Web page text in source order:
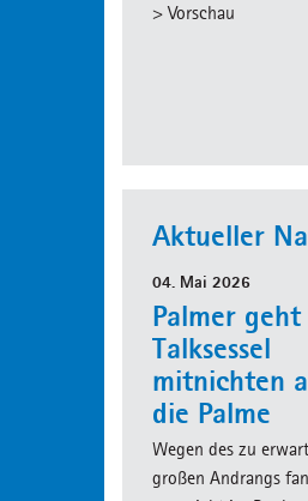
> Vorschau
Aktueller
04. Mai 2026
Palmer
Talksessel
mitnichten
die Palme
Wegen des zu
großen Andrangs